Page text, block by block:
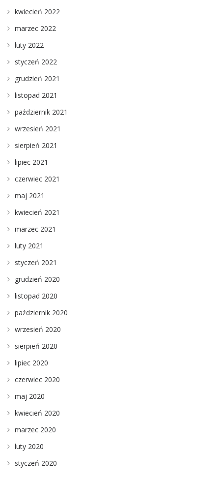
kwiecień 2022
marzec 2022
luty 2022
styczeń 2022
grudzień 2021
listopad 2021
październik 2021
wrzesień 2021
sierpień 2021
lipiec 2021
czerwiec 2021
maj 2021
kwiecień 2021
marzec 2021
luty 2021
styczeń 2021
grudzień 2020
listopad 2020
październik 2020
wrzesień 2020
sierpień 2020
lipiec 2020
czerwiec 2020
maj 2020
kwiecień 2020
marzec 2020
luty 2020
styczeń 2020